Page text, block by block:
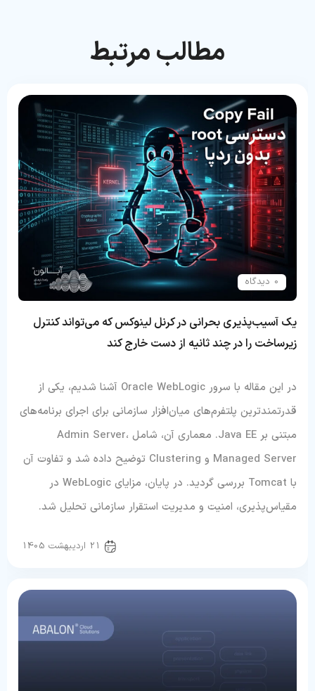
مطالب مرتبط
0 دیدگاه
یک آسیب‌پذیری بحرانی در کرنل لینوکس که می‌تواند کنترل
زیرساخت را در چند ثانیه از دست خارج کند
در این مقاله با سرور Oracle WebLogic آشنا شدیم، یکی از
قدرتمندترین پلتفرم‌های میان‌افزار سازمانی برای اجرای برنامه‌های
مبتنی بر Java EE. معماری آن، شامل Admin Server،
Managed Server و Clustering توضیح داده شد و تفاوت آن
با Tomcat بررسی گردید. در پایان، مزایای WebLogic در
مقیاس‌پذیری، امنیت و مدیریت استقرار سازمانی تحلیل شد.
21 اردیبهشت 1405